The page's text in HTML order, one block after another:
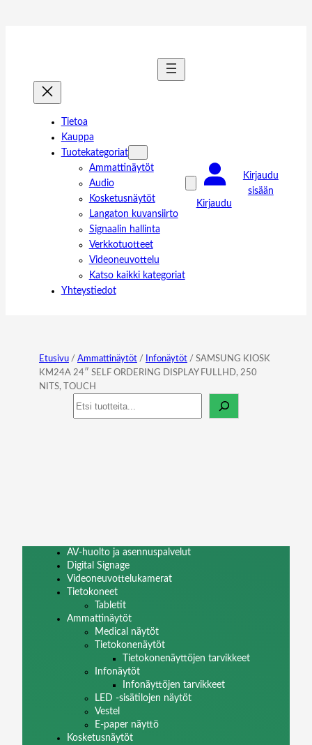
Tietoa
Kauppa
Tuotekategoriat
Ammattinäytöt
Audio
Kosketusnäytöt
Langaton kuvansiirto
Signaalin hallinta
Verkkotuotteet
Videoneuvottelu
Katso kaikki kategoriat
Yhteystiedot
Kirjaudu
Kirjaudu
sisään
Etusivu / Ammattinäytöt / Infonäytöt / SAMSUNG KIOSK
KM24A 24″ SELF ORDERING DISPLAY FULLHD, 250
NITS, TOUCH
Haku
AV-huolto ja asennuspalvelut
Digital Signage
Videoneuvottelukamerat
Tietokoneet
Tabletit
Ammattinäytöt
Medical näytöt
Tietokonenäytöt
Tietokonenäyttöjen tarvikkeet
Infonäytöt
Infonäyttöjen tarvikkeet
LED -sisätilojen näytöt
Vestel
E-paper näyttö
Kosketusnäytöt